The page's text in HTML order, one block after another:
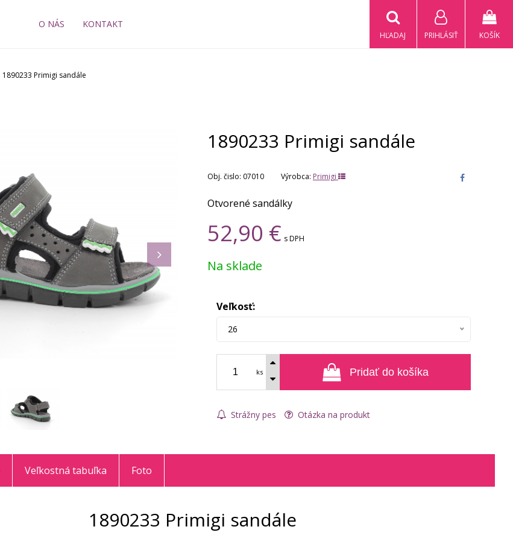
O NÁS KONTAKT
KOŠÍK
PRIHLÁSIŤ
HĽADAJ
1890233 Primigi sandále
1890233 Primigi sandále
Obj. čislo: 07010 Výrobca: Primigi
Otvorené sandálky
52,90 € s DPH
Na sklade
Veľkosť:
26
ks Pridať do košíka
Strážny pes Otázka na produkt
Veľkostná tabuľka Foto
1890233 Primigi sandále